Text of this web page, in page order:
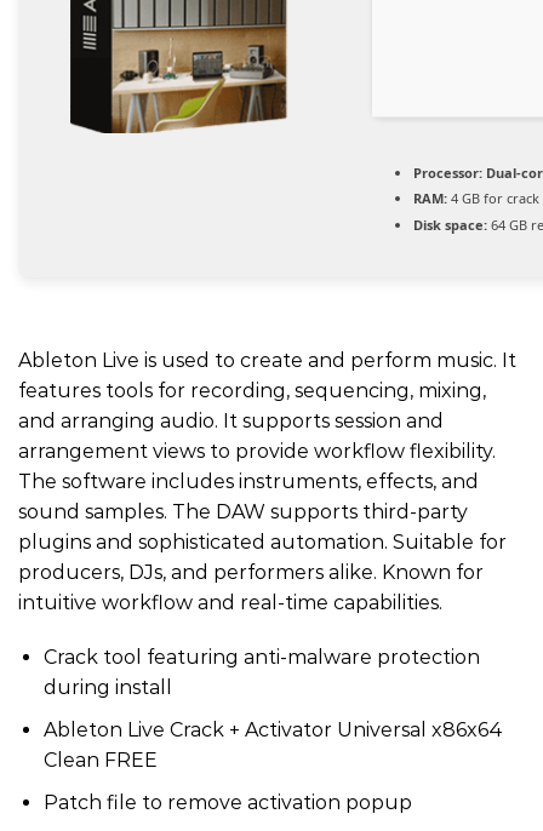
Processor: Dual-
RAM: 4 GB for crack
Disk space: 64 GB
Ableton Live is used to create and perform music. It
features tools for recording, sequencing, mixing,
and arranging audio. It supports session and
arrangement views to provide workflow flexibility.
The software includes instruments, effects, and
sound samples. The DAW supports third-party
plugins and sophisticated automation. Suitable for
producers, DJs, and performers alike. Known for
intuitive workflow and real-time capabilities.
Crack tool featuring anti-malware protection
during install
Ableton Live Crack + Activator Universal x86x64
Clean FREE
Patch file to remove activation popup